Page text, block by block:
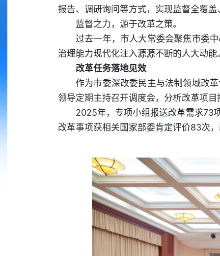
报告、调研询问等方式，实现监督全覆盖
监督之力，源于改革之策。
过去一年，市人大常委会聚焦市委
治理能力现代化注入源源不断的人大动能
改革任务落地见效
作为市委深改委民主与法制领域改
领导定期主持召开调度会，分析改革项
2025年，专项小组报送改革需求73
改革事项获相关国家部委肯定评价83次